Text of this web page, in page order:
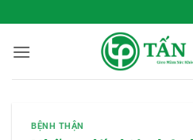
qua
nội
BỆNH THẬN